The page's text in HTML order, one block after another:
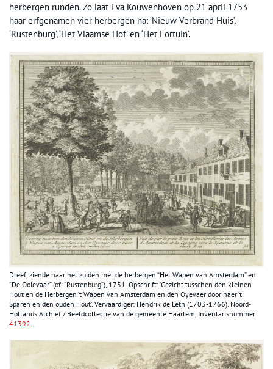
herbergen runden. Zo laat Eva Kouwenhoven op 21 april 1753
haar erfgenamen vier herbergen na: ‘Nieuw Verbrand Huis’,
‘Rustenburg’, ‘Het Vlaamse Hof’ en ‘Het Fortuin’.
Dreef, ziende naar het zuiden met de herbergen “Het Wapen van Amsterdam” en
“De Ooievaar” (of: “Rustenburg”), 1731. Opschrift: ‘Gezicht tusschen den kleinen
Hout en de Herbergen ’t Wapen van Amsterdam en den Oyevaer door naer ’t
Sparen en den ouden Hout’. Vervaardiger: Hendrik de Leth (1703-1766). Noord-
Hollands Archief / Beeldcollectie van de gemeente Haarlem, Inventarisnummer
41392.